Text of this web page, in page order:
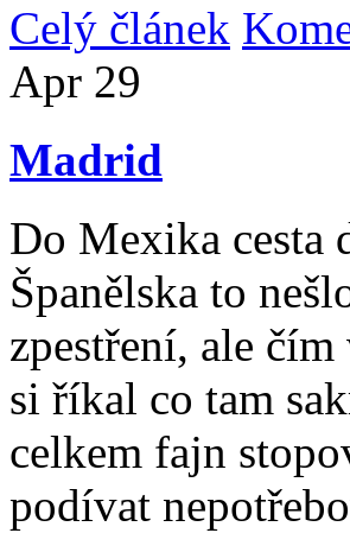
Celý článek
Apr 29
Madrid
Do Mexika cesta
Španělska to
zpestření, ale
si říkal co tam
celkem fajn
podívat